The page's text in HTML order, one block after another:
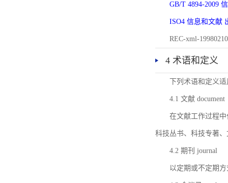
GB/T 4894-2009
ISO4 信息和文献
REC-xml-
4 术语和定义
下列术语和定义
4.1 文献 document
在文献工作过程
科技丛书、科技专著
4.2 期刊 journal
以定期或不定期